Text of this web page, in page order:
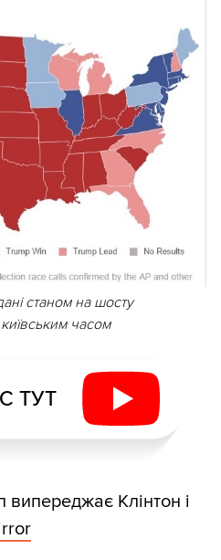
станом на шосту
часом
ТУТ
Клінтон і